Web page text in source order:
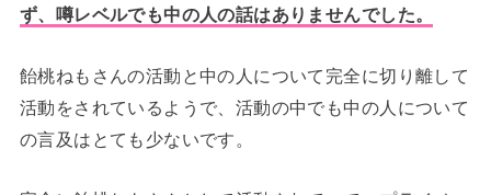
ず、噂レベルでも中の人の話はありませんでした。
飴桃ねもさんの活動と中の人について完全に切り離して
活動をされているようで、活動の中でも中の人について
の言及はとても少ないです。